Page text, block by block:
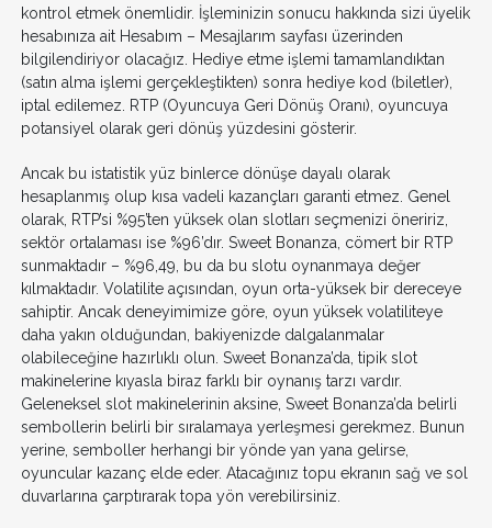
kontrol etmek önemlidir. İşleminizin sonucu hakkında sizi üyelik
hesabınıza ait Hesabım – Mesajlarım sayfası üzerinden
bilgilendiriyor olacağız. Hediye etme işlemi tamamlandıktan
(satın alma işlemi gerçekleştikten) sonra hediye kod (biletler),
iptal edilemez. RTP (Oyuncuya Geri Dönüş Oranı), oyuncuya
potansiyel olarak geri dönüş yüzdesini gösterir.
Ancak bu istatistik yüz binlerce dönüşe dayalı olarak
hesaplanmış olup kısa vadeli kazançları garanti etmez. Genel
olarak, RTP’si %95’ten yüksek olan slotları seçmenizi öneririz,
sektör ortalaması ise %96’dır. Sweet Bonanza, cömert bir RTP
sunmaktadır – %96,49, bu da bu slotu oynanmaya değer
kılmaktadır. Volatilite açısından, oyun orta-yüksek bir dereceye
sahiptir. Ancak deneyimimize göre, oyun yüksek volatiliteye
daha yakın olduğundan, bakiyenizde dalgalanmalar
olabileceğine hazırlıklı olun. Sweet Bonanza’da, tipik slot
makinelerine kıyasla biraz farklı bir oynanış tarzı vardır.
Geleneksel slot makinelerinin aksine, Sweet Bonanza’da belirli
sembollerin belirli bir sıralamaya yerleşmesi gerekmez. Bunun
yerine, semboller herhangi bir yönde yan yana gelirse,
oyuncular kazanç elde eder. Atacağınız topu ekranın sağ ve sol
duvarlarına çarptırarak topa yön verebilirsiniz.